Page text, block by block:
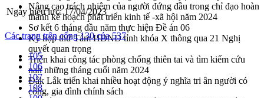
Nâng cao trách nhiệm của người đứng đầu trong chỉ đạo hoàn
thành kế hoạch phát triển kinh tế -xã hội năm 2024
Sơ kết 6 tháng đầu năm thực hiện Đề án 06
Kỳ họp thứ Tám HĐND tỉnh khóa X thông qua 21 Nghị
quyết quan trọng
Triển khai công tác phòng chống thiên tai và tìm kiếm cứu
nạn những tháng cuối năm 2024
Đắk Lắk triển khai nhiều hoạt động ý nghĩa tri ân người có
công, gia đình chính sách
Ngày hiệu lực:17/04/2023
Các trang trên cổng 130 của 537
105
106
107
108